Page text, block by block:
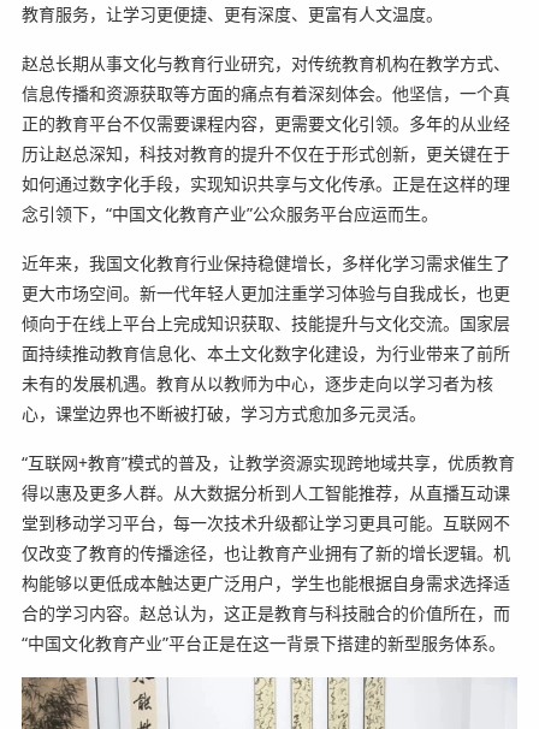
教育服务，让学习更便捷、更有深度、更富有人文温度。
赵总长期从事文化与教育行业研究，对传统教育机构在教学方式、
信息传播和资源获取等方面的痛点有着深刻体会。他坚信，一个真
正的教育平台不仅需要课程内容，更需要文化引领。多年的从业经
历让赵总深知，科技对教育的提升不仅在于形式创新，更关键在于
如何通过数字化手段，实现知识共享与文化传承。正是在这样的理
念引领下，“中国文化教育产业”公众服务平台应运而生。
近年来，我国文化教育行业保持稳健增长，多样化学习需求催生了
更大市场空间。新一代年轻人更加注重学习体验与自我成长，也更
倾向于在线上平台上完成知识获取、技能提升与文化交流。国家层
面持续推动教育信息化、本土文化数字化建设，为行业带来了前所
未有的发展机遇。教育从以教师为中心，逐步走向以学习者为核
心，课堂边界也不断被打破，学习方式愈加多元灵活。
“互联网+教育”模式的普及，让教学资源实现跨地域共享，优质教育
得以惠及更多人群。从大数据分析到人工智能推荐，从直播互动课
堂到移动学习平台，每一次技术升级都让学习更具可能。互联网不
仅改变了教育的传播途径，也让教育产业拥有了新的增长逻辑。机
构能够以更低成本触达更广泛用户，学生也能根据自身需求选择适
合的学习内容。赵总认为，这正是教育与科技融合的价值所在，而
“中国文化教育产业”平台正是在这一背景下搭建的新型服务体系。